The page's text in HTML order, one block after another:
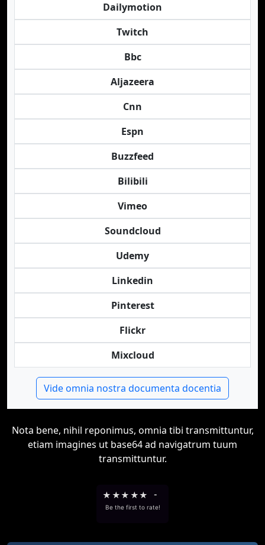
Dailymotion
Twitch
Bbc
Aljazeera
Cnn
Espn
Buzzfeed
Bilibili
Vimeo
Soundcloud
Udemy
Linkedin
Pinterest
Flickr
Mixcloud
Vide omnia nostra documenta docentia
Nota bene, nihil reponimus, omnia tibi transmittuntur,
etiam imagines ut base64 ad navigatrum tuum
transmittuntur.
★ ★★ ★★ -
Be the first to rate!